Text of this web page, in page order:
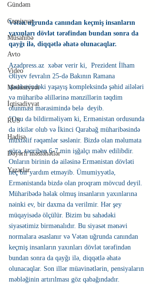
Gündəm
Cəmiyyət
Müsahibə
Avto
Video
Mədəniyyət
İqtisadiyyat
RUS
Hadisə
Dəyərli məsləhətlər
Yazarlar
Vətən uğrunda canından keçmiş insanların
yaxınları dövlət tərəfindən bundan sonra da
qayğı ilə, diqqətlə əhatə olunacaqlar.
Azadpress.az  xəbər verir ki,  Prezident İlham
Əliyev fevralın 25-də Bakının Ramana
qəsəbəsindəki yaşayış kompleksində şəhid ailələri
və müharibə əlillərinə mənzillərin təqdim
olunması mərasimində belə  deyib.
"Onu da bildirməliyəm ki, Ermənistan ordusunda
da itkilər olub və İkinci Qarabağ müharibəsində
müxtəlif rəqəmlər səslənir. Bizdə olan məlumata
görə, təqribən 6-7 min işğalçı məhv edilibdir.
Onların birinin də ailəsinə Ermənistan dövləti
heç bir yardım etməyib. Ümumiyyətlə,
Ermənistanda bizdə olan proqram mövcud deyil.
Müharibədə həlak olmuş insanların yaxınlarına
nəinki ev, bir daxma da verilmir. Hər şey
müqayisədə ölçülür. Bizim bu sahədəki
siyasətimiz birmənalıdır. Bu siyasət mənəvi
normalara əsaslanır və Vətən uğrunda canından
keçmiş insanların yaxınları dövlət tərəfindən
bundan sonra da qayğı ilə, diqqətlə əhatə
olunacaqlar. Son illər müavinətlərin, pensiyaların
məbləğinin artırılması göz qabağındadır.